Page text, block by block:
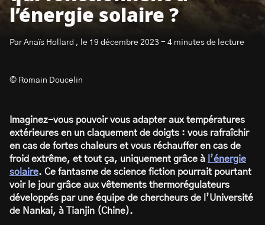
l’énergie solaire ?
Par Anaïs Hollard , le 19 décembre 2023 - 4 minutes de lecture
© Romain Doucelin
Imaginez-vous pouvoir vous adapter aux températures
extérieures en un claquement de doigts : vous rafraîchir
en cas de fortes chaleurs et vous réchauffer en cas de
froid extrême, et tout ça, uniquement grâce à l’énergie
solaire. Ce fantasme de science fiction pourrait pourtant
voir le jour grâce aux vêtements thermorégulateurs
développés par une équipe de chercheurs de l’Université
de Nankai, à Tianjin (Chine).
S’abonner à la newsletter